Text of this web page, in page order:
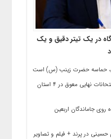
گاه در یک تیتر دقیق و یک
حماسه حضرت زینب (س) است
اطلاعیه آموزش و پرورش درباره امتحانات نهایی معوق در ۴ استان
جاماندگان اربعین
حسینی در پرند + فیلم و تصاویر